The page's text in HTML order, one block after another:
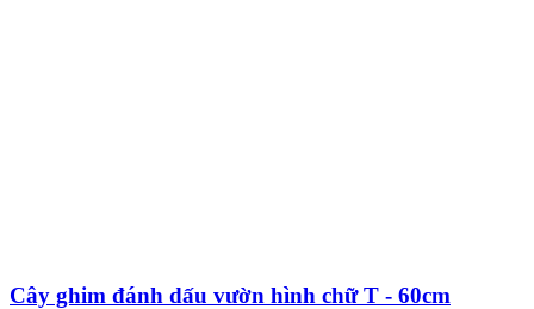
Cây ghim đánh dấu vườn hình chữ T - 60cm